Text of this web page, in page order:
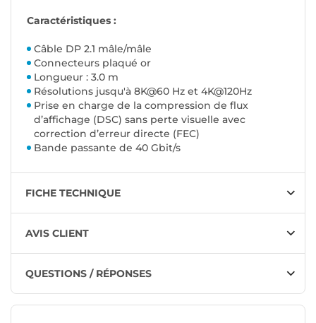
Caractéristiques :
Câble DP 2.1 mâle/mâle
Connecteurs plaqué or
Longueur : 3.0 m
Résolutions jusqu'à 8K@60 Hz et 4K@120Hz
Prise en charge de la compression de flux
d’affichage (DSC) sans perte visuelle avec
correction d’erreur directe (FEC)
Bande passante de 40 Gbit/s
FICHE TECHNIQUE
AVIS CLIENT
QUESTIONS / RÉPONSES